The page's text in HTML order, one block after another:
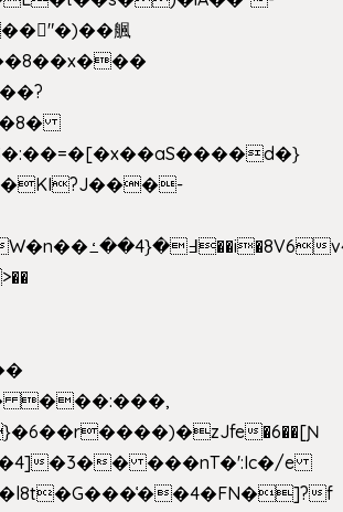
�6��[Ɲ
�3�� ���nT�':Ic�/e